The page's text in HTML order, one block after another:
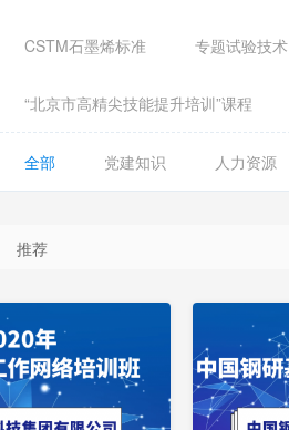
CSTM石墨烯标准 专题试验技术
“北京市高精尖技能提升培训”课程
全部 党建知识 人力资源
推荐